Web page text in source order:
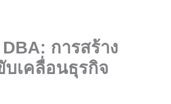
การสร้าง
เคลื่อนธุรกิจ